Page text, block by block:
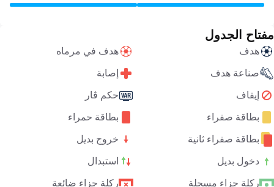
مفتاح الجدول
هدف هدف في مرماه
صناعة هدف إصابة
إيقاف حكم ڤار
بطاقة صفراء بطاقة حمراء
بطاقة صفراء ثانية خروج بديل
دخول بديل استبدال
ركلة جزاء مسجلة ركلة جزاء ضائعة